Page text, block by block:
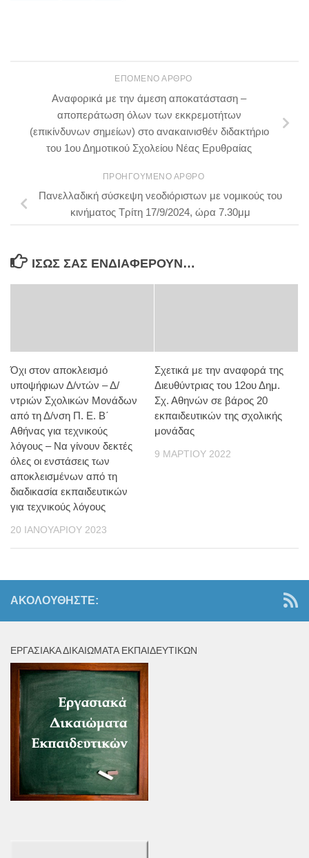
ΕΠΌΜΕΝΟ ΆΡΘΡΟ
Αναφορικά με την άμεση αποκατάσταση –
αποπεράτωση όλων των εκκρεμοτήτων
(επικίνδυνων σημείων) στο ανακαινισθέν διδακτήριο
του 1ου Δημοτικού Σχολείου Νέας Ερυθραίας
ΠΡΟΗΓΟΎΜΕΝΟ ΆΡΘΡΟ
Πανελλαδική σύσκεψη νεοδιόριστων με νομικούς του
κινήματος Τρίτη 17/9/2024, ώρα 7.30μμ
ΊΣΩΣ ΣΑΣ ΕΝΔΙΑΦΈΡΟΥΝ…
Όχι στον αποκλεισμό
υποψήφιων Δ/ντών – Δ/
ντριών Σχολικών Μονάδων
από τη Δ/νση Π. Ε. Β΄
Αθήνας για τεχνικούς
λόγους – Να γίνουν δεκτές
όλες οι ενστάσεις των
αποκλεισμένων από τη
διαδικασία εκπαιδευτικών
για τεχνικούς λόγους
20 ΙΑΝΟΥΑΡΊΟΥ 2023
Σχετικά με την αναφορά της
Διευθύντριας του 12ου Δημ.
Σχ. Αθηνών σε βάρος 20
εκπαιδευτικών της σχολικής
μονάδας
9 ΜΑΡΤΊΟΥ 2022
ΑΚΟΛΟΥΘΉΣΤΕ:
ΕΡΓΑΣΙΑΚΆ ΔΙΚΑΙΏΜΑΤΑ ΕΚΠΑΙΔΕΥΤΙΚΏΝ